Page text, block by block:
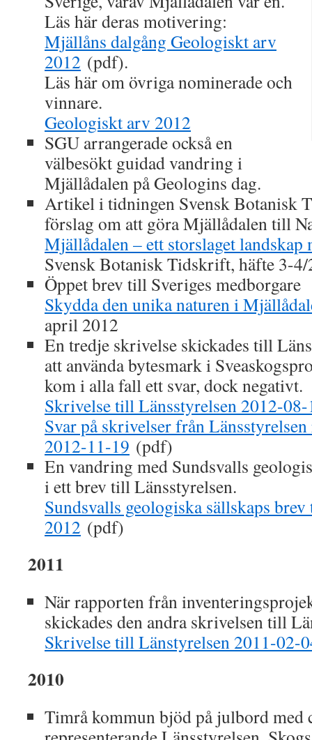
Läs här deras motivering:
Mjällåns dalgång Geologiskt arv
2012 (pdf).
Läs här om övriga nominerade och
vinnare.
Geologiskt arv 2012
SGU arrangerade också en
välbesökt guidad vandring i
Mjällådalen på Geologins dag.
Artikel i tidningen Svensk Botanisk
förslag om att göra Mjällådalen till
Mjällådalen – ett storslaget
Svensk Botanisk Tidskrift, häfte 3-
Öppet brev till Sveriges medborgare
Skydda den unika naturen i
april 2012
En tredje skrivelse skickades till
att använda bytesmark i
kom i alla fall ett svar, dock negativt.
Skrivelse till Länsstyrelsen 2012-
Svar på skrivelser från
2012-11-19 (pdf)
En vandring med Sundsvalls
i ett brev till Länsstyrelsen.
Sundsvalls geologiska sällskaps
2012 (pdf)
2011
När rapporten från
skickades den andra skrivelsen till
Skrivelse till Länstyrelsen 2011-02-
2010
Timrå kommun bjöd på julbord med